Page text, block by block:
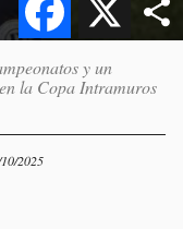
y un
la Copa Intramuros
2025